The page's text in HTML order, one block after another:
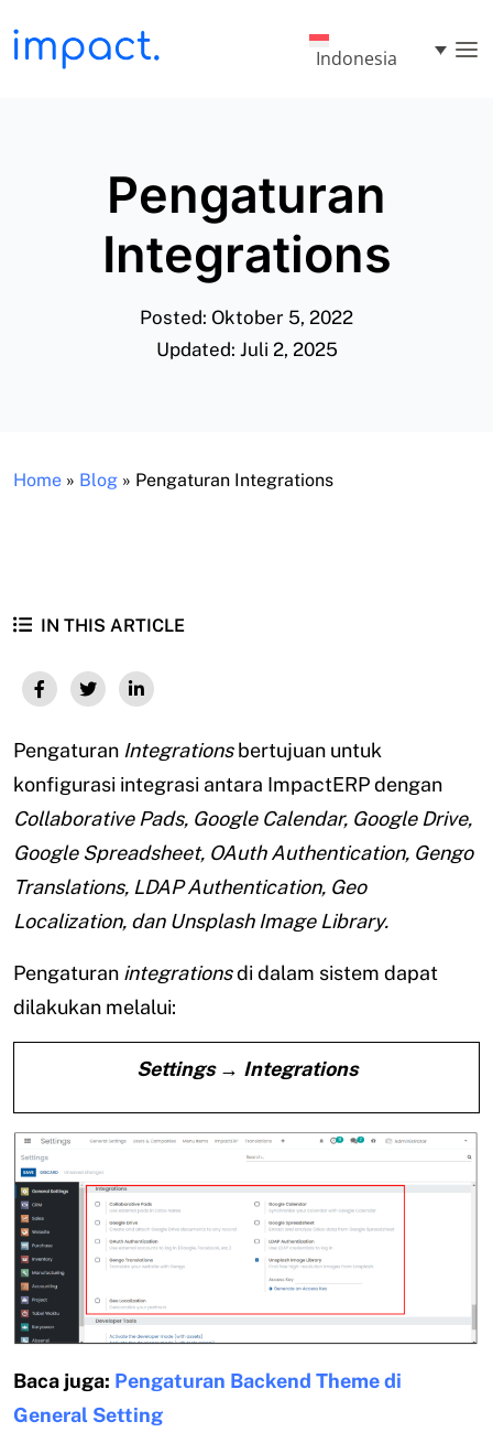
Indonesia
Pengaturan
Integrations
Posted: Oktober 5, 2022
Updated: Juli 2, 2025
Home » Blog » Pengaturan Integrations
IN THIS ARTICLE
Pengaturan Integrationsbertujuan untuk
konfigurasi integrasi antara ImpactERP dengan
Collaborative Pads, Google Calendar, Google Drive,
Google Spreadsheet, OAuth Authentication, Gengo
Translations, LDAP Authentication, Geo
Localization, dan Unsplash Image Library.
Pengaturan integrationsdi dalam sistem dapat
dilakukan melalui:
Settings → Integrations
Baca juga: Pengaturan Backend Theme di
General Setting